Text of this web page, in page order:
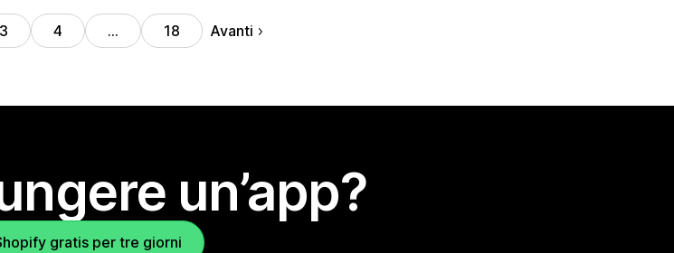
3 4 … 18 Avanti
un’app?
gratis per tre giorni